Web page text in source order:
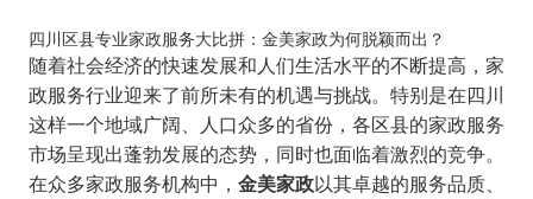
四川区县专业家政服务大比拼：金美家政为何脱颖而出？
随着社会经济的快速发展和人们生活水平的不断提高，家
政服务行业迎来了前所未有的机遇与挑战。特别是在四川
这样一个地域广阔、人口众多的省份，各区县的家政服务
市场呈现出蓬勃发展的态势，同时也面临着激烈的竞争。
在众多家政服务机构中， 金美家政以其卓越的服务品质、